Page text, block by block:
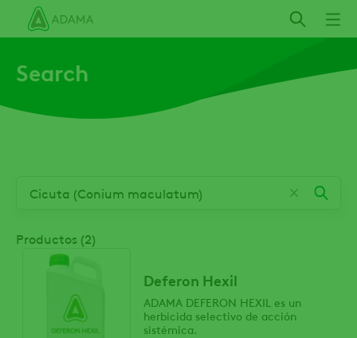
principal
Search
Productos (2)
Deferon Hexil
ADAMA DEFERON HEXIL es un
herbicida selectivo de acción
sistémica.